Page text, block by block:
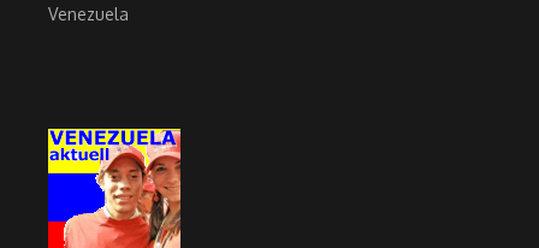
Venezuela